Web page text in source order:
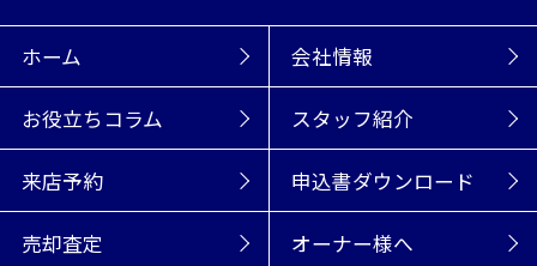
ホーム 会社情報
お役立ちコラム スタッフ紹介
来店予約 申込書ダウンロード
売却査定 オーナー様へ